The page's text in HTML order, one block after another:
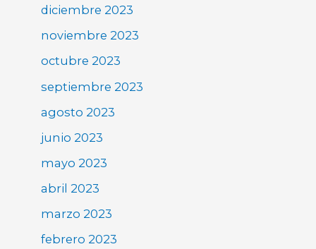
diciembre 2023
noviembre 2023
octubre 2023
septiembre 2023
agosto 2023
junio 2023
mayo 2023
abril 2023
marzo 2023
febrero 2023